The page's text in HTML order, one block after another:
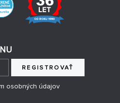
REGISTROVAŤ
osobných údajov